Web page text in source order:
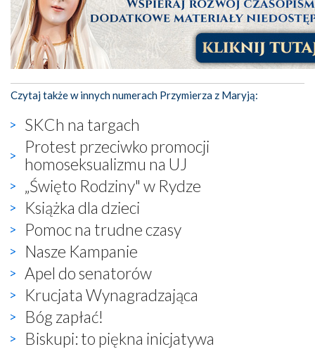
Czytaj także w innych numerach Przymierza z Maryją:
SKCh na targach
Protest przeciwko promocji
homoseksualizmu na UJ
„Święto Rodziny" w Rydze
Książka dla dzieci
Pomoc na trudne czasy
Nasze Kampanie
Apel do senatorów
Krucjata Wynagradzająca
Bóg zapłać!
Biskupi: to piękna inicjatywa